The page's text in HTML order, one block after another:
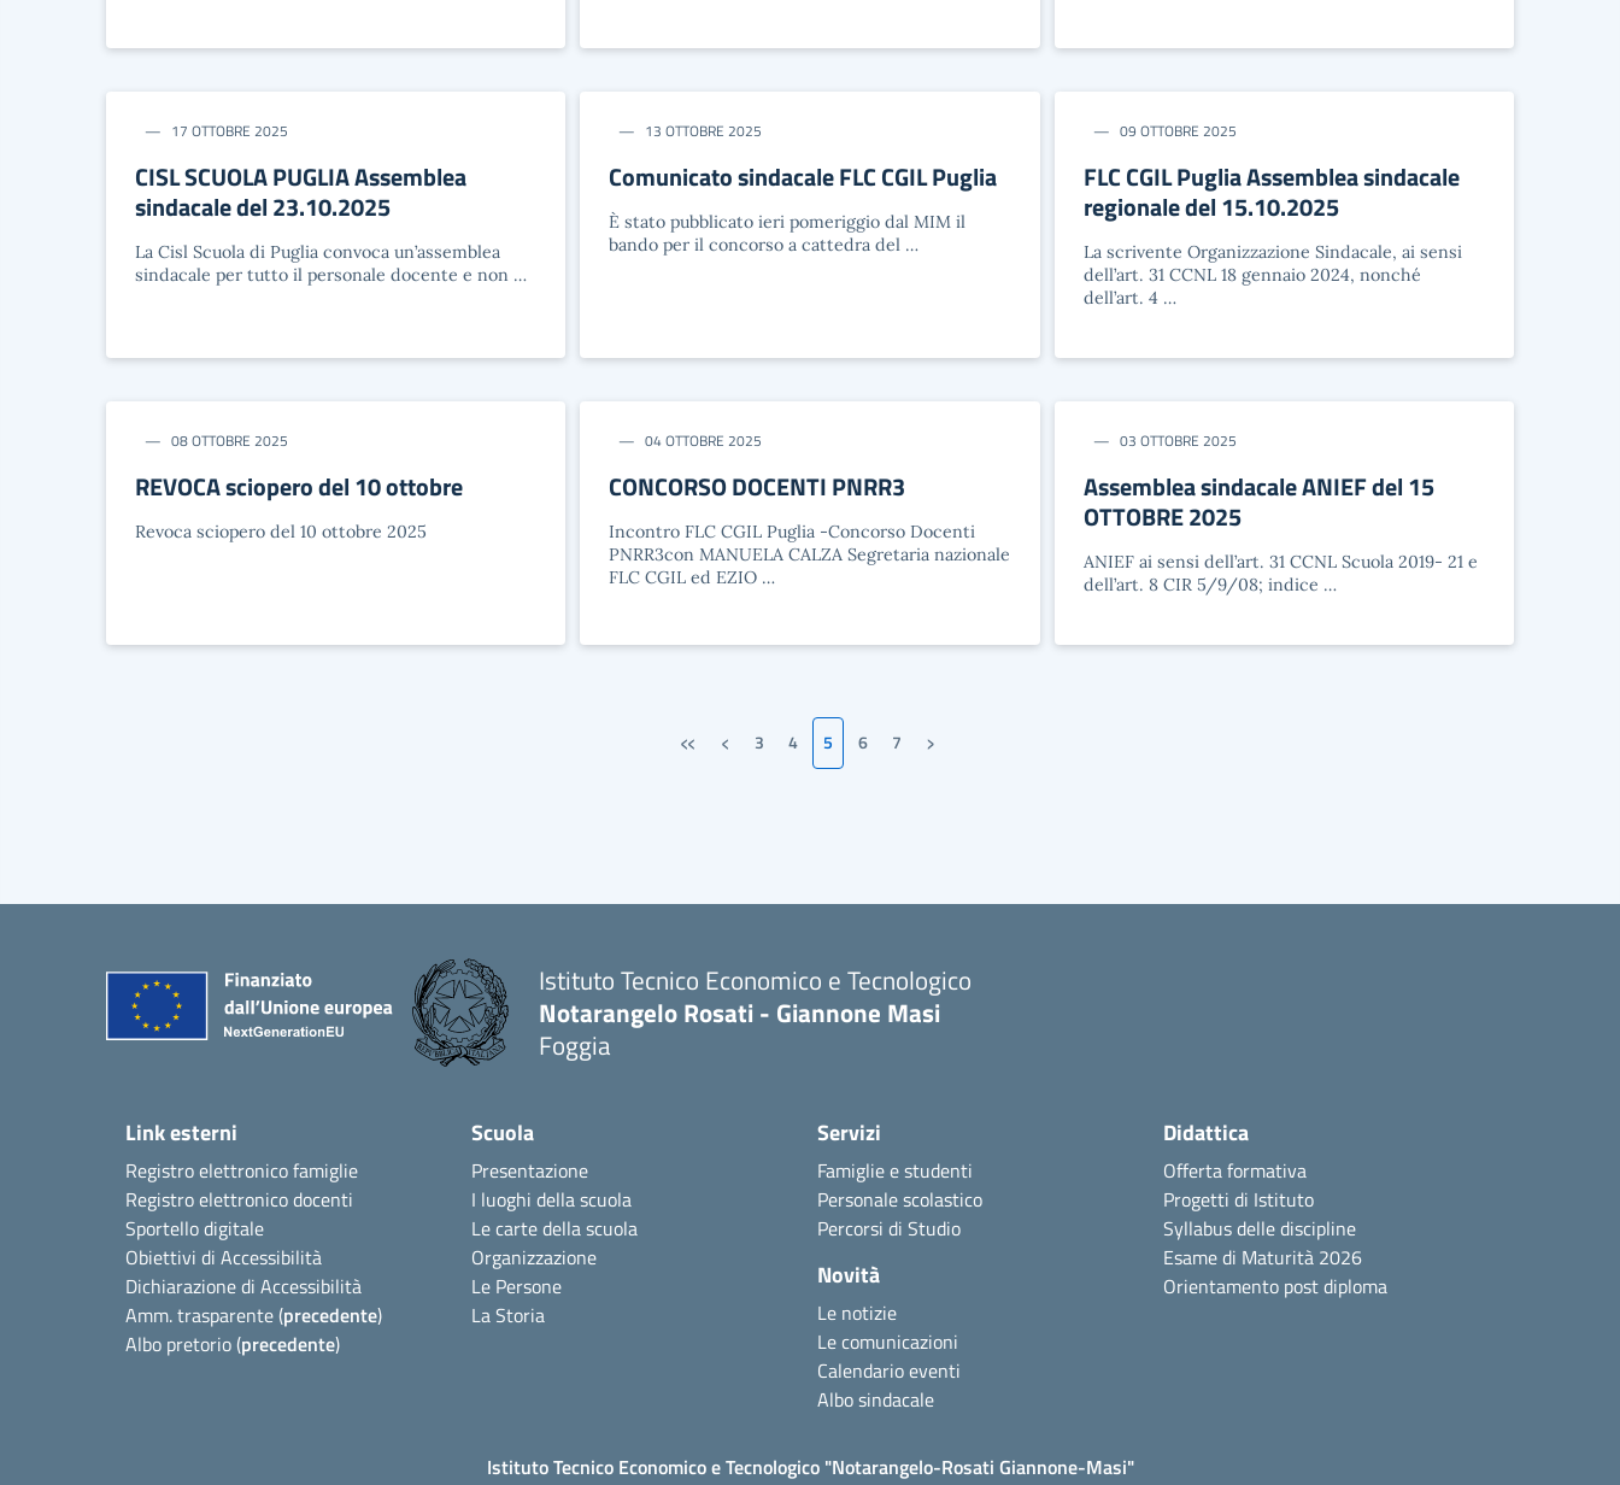
17 OTTOBRE 2025
CISL SCUOLA PUGLIA Assemblea
sindacale del 23.10.2025
La Cisl Scuola di Puglia convoca un’assemblea
sindacale per tutto il personale docente e non …
13 OTTOBRE 2025
Comunicato sindacale FLC CGIL Puglia
È stato pubblicato ieri pomeriggio dal MIM il
bando per il concorso a cattedra del …
09 OTTOBRE 2025
FLC CGIL Puglia Assemblea sindacale
regionale del 15.10.2025
La scrivente Organizzazione Sindacale, ai sensi
dell’art. 31 CCNL 18 gennaio 2024, nonché
dell’art. 4 …
08 OTTOBRE 2025
REVOCA sciopero del 10 ottobre
Revoca sciopero del 10 ottobre 2025
04 OTTOBRE 2025
CONCORSO DOCENTI PNRR3
Incontro FLC CGIL Puglia -Concorso Docenti
PNRR3con MANUELA CALZA Segretaria nazionale
FLC CGIL ed EZIO …
03 OTTOBRE 2025
Assemblea sindacale ANIEF del 15
OTTOBRE 2025
ANIEF ai sensi dell’art. 31 CCNL Scuola 2019- 21 e
dell’art. 8 CIR 5/9/08; indice …
«Prima pagina
‹Pagina precedente
3 4 5 6 7 Pagina successiva
›
Istituto Tecnico Economico e Tecnologico
Notarangelo Rosati - Giannone Masi
Foggia
Link esterni
Registro elettronico famiglie
Registro elettronico docenti
Sportello digitale
Obiettivi di Accessibilità
Dichiarazione di Accessibilità
Amm. trasparente (precedente)
Albo pretorio (precedente)
Scuola
Presentazione
I luoghi della scuola
Le carte della scuola
Organizzazione
Le Persone
La Storia
Servizi
Famiglie e studenti
Personale scolastico
Percorsi di Studio
Novità
Le notizie
Le comunicazioni
Calendario eventi
Albo sindacale
Didattica
Offerta formativa
Progetti di Istituto
Syllabus delle discipline
Esame di Maturità 2026
Orientamento post diploma
Istituto Tecnico Economico e Tecnologico "Notarangelo-Rosati Giannone-Masi"